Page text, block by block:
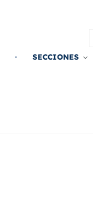
SECCIONES